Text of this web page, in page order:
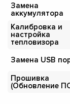
Замена
аккумулятора
Калибровка и
настройка
тепловизора
Замена USB
Прошивка
(Обновление